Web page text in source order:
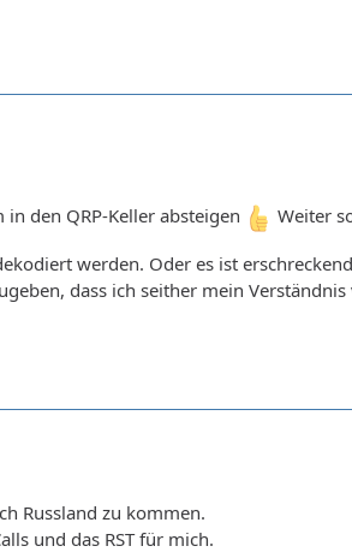
den QRP-Keller absteigen
Weiter
werden. Oder es ist
dass ich seither mein Verständnis
Russland zu kommen.
und das RST für mich.